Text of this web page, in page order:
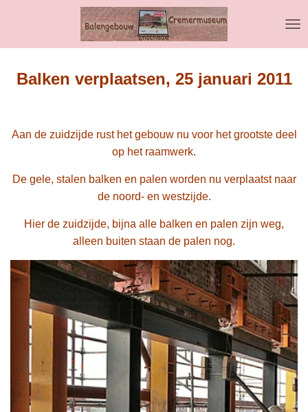
hoofdinhoud
Balken verplaatsen, 25 januari 2011
Aan de zuidzijde rust het gebouw nu voor het grootste deel
op het raamwerk.
De gele, stalen balken en palen worden nu verplaatst naar
de noord- en westzijde.
Hier de zuidzijde, bijna alle balken en palen zijn weg,
alleen buiten staan de palen nog.